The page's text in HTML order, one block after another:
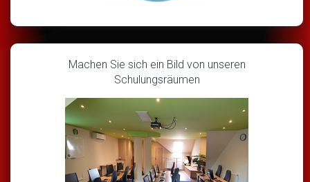
Machen Sie sich ein Bild von unseren
Schulungsräumen